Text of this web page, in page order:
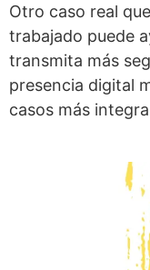
Otro caso real
trabajado puede
transmita más
presencia digital
casos más